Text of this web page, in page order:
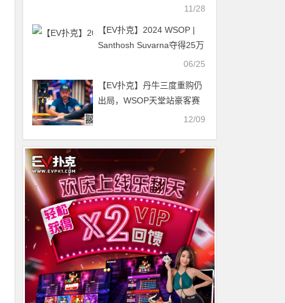
11/28
【EV扑克】2024 WSOP |
Santhosh Suvarna夺得25万
06/25
【EV扑克】丹牛三度重购仍
出局，WSOP天堂站豪客赛
12/09